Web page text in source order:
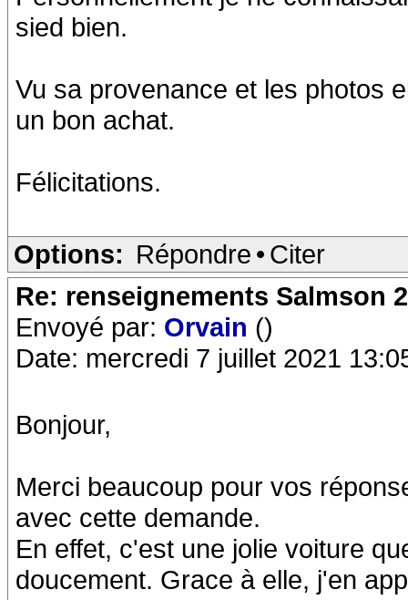
sied bien.
Vu sa provenance et les photos
un bon achat.
Félicitations.
Options: Répondre • Citer
Re: renseignements Salmson
Envoyé par: Orvain ()
Date: mercredi 7 juillet 2021
Bonjour,
Merci beaucoup pour vos
avec cette demande.
En effet, c'est une jolie voiture
doucement. Grace à elle, j'en